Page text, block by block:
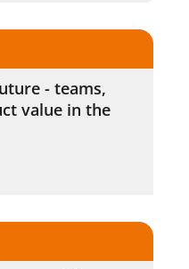
- teams,
value in the